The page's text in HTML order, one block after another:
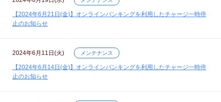
【2024年6月21日(金)】オンラインバンキングを利用したチャージ一時停
止のお知らせ
2024年6月11日(火) メンテナンス
【2024年6月14日(金)】オンラインバンキングを利用したチャージ一時停
止のお知らせ